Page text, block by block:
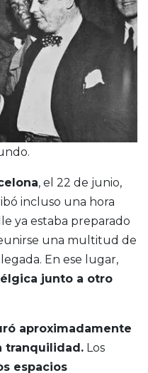
, el 22 de junio,
incluso una hora
ya estaba preparado
una multitud de
En ese lugar,
junto a otro
aproximadamente
tranquilidad. Los
espacios